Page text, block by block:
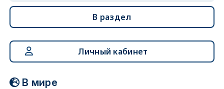
В раздел
Личный кабинет
В мире